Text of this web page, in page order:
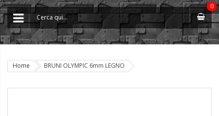
0
Home BRUNI OLYMPIC 6mm LEGNO